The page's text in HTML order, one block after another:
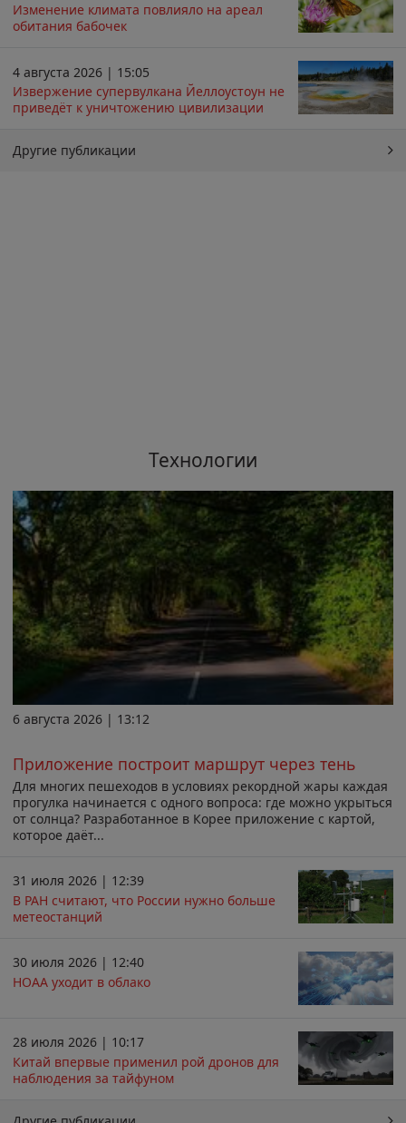
Изменение климата повлияло на ареал
обитания бабочек
4 августа 2026 | 15:05
Извержение супервулкана Йеллоустоун не
приведёт к уничтожению цивилизации
Другие публикации
Технологии
6 августа 2026 | 13:12
Приложение построит маршрут через тень
Для многих пешеходов в условиях рекордной жары каждая
прогулка начинается с одного вопроса: где можно укрыться
от солнца? Разработанное в Корее приложение с картой,
которое даёт...
31 июля 2026 | 12:39
В РАН считают, что России нужно больше
метеостанций
30 июля 2026 | 12:40
НОАА уходит в облако
28 июля 2026 | 10:17
Китай впервые применил рой дронов для
наблюдения за тайфуном